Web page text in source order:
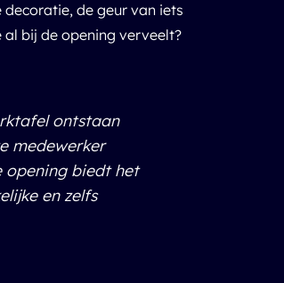
de geur van iets
al bij de opening verveelt?
ontstaan
medewerker
opening biedt het
en zelfs